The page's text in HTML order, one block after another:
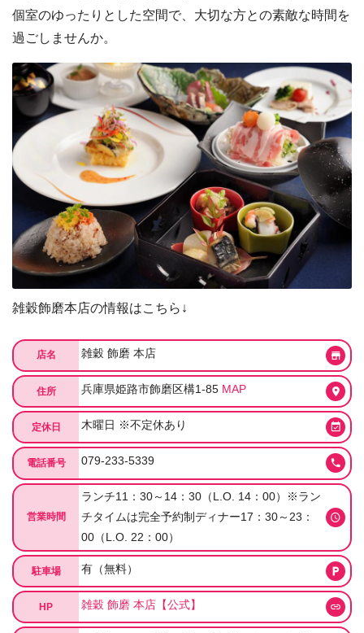
個室のゆったりとした空間で、大切な方との素敵な時間を
過ごしませんか。
雑穀飾磨本店の情報はこちら↓
店名 雑穀 飾磨 本店
住所 兵庫県姫路市飾磨区構1-85 MAP
定休日 木曜日 ※不定休あり
電話番号 079-233-5339
営業時間
ランチ11：30～14：30（L.O. 14：00）※ラン
チタイムは完全予約制ディナー17：30～23：
00（L.O. 22：00）
駐車場 有（無料）
HP 雑穀 飾磨 本店【公式】